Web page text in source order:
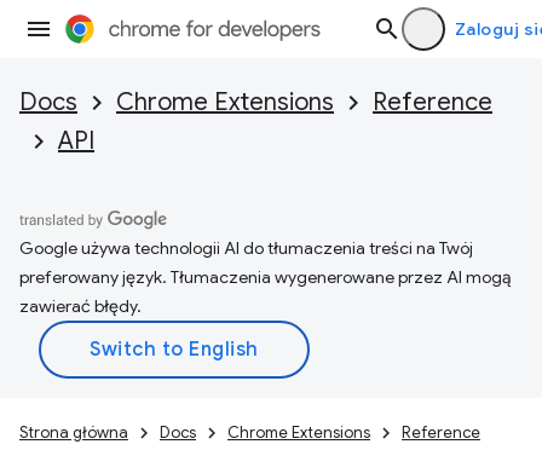
Zaloguj
Docs Chrome Extensions
Reference
API
Google używa technologii AI do tłumaczenia treści na Twój
preferowany język. Tłumaczenia wygenerowane przez AI mogą
zawierać błędy.
Strona główna Docs Chrome Extensions
Reference